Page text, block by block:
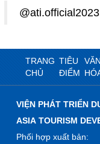
@ati.official2023
TRANG
CHỦ
TIÊU
ĐIỂM
VĂN
VIỆN PHÁT TRIỂN
ASIA TOURISM
Phối hợp xuất bản: